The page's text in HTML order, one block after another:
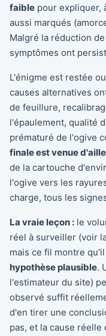
faible pour expliquer,
aussi marqués
Malgré la réduction
symptômes ont
L'énigme est restée
causes alternatives
de feuillure,
l'épaulement, qualité
prématuré de l'ogive
finale est venue
de la cartouche
l'ogive vers les
charge, tous les
La vraie leçon : le
réel à surveiller (voir
mais ce fil montre
hypothèse plausible.
l'estimateur du site)
observé suffit
d'en tirer une
pas, et la cause